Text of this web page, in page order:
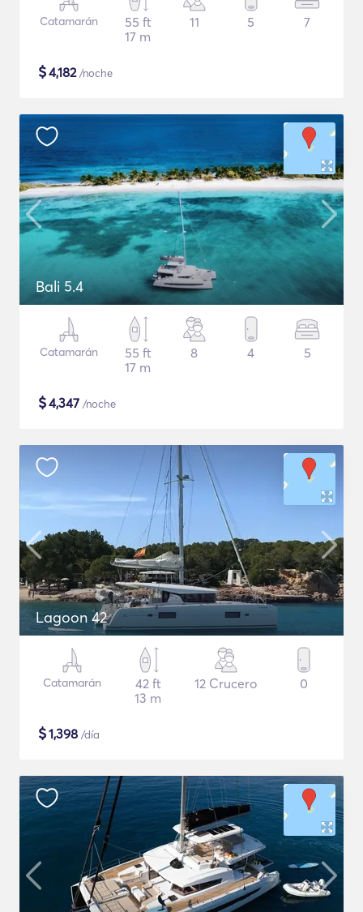
Catamarán
55 ft
17 m
11 5 7
$4,182/noche
Bali 5.4
Catamarán
55 ft
17 m
8 4 5
$4,347 /noche
Lagoon 42
Catamarán
42 ft
13 m
12 Crucero 0
$1,398 /día